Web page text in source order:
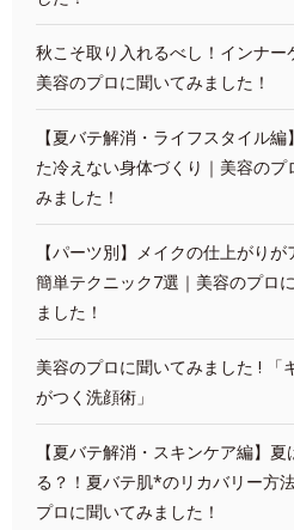
秋こそ取り入れるべし！インナー
美容のプロに聞いてみました！
【夏バテ解消・ライフスタイル編
た冷えない身体づくり｜美容のプ
みました！
【パーツ別】メイクの仕上がりが
簡単テクニック7選｜美容のプロ
ました！
美容のプロに聞いてみました ! 「
がつく洗顔術」
【夏バテ解消・スキンケア編】夏
る？！夏バテ肌*のリカバリー方
プロに聞いてみました！